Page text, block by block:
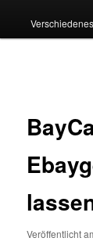
Verschiedenes
Veröffentlicht